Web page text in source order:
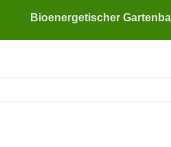
Bioenergetischer